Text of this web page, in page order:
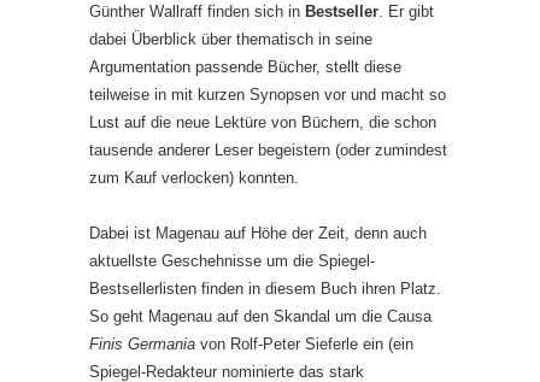
Günther Wallraff finden sich in Bestseller . Er gibt
dabei Überblick über thematisch in seine
Argumentation passende Bücher, stellt diese
teilweise in mit kurzen Synopsen vor und macht so
Lust auf die neue Lektüre von Büchern, die schon
tausende anderer Leser begeistern (oder zumindest
zum Kauf verlocken) konnten.
Dabei ist Magenau auf Höhe der Zeit, denn auch
aktuellste Geschehnisse um die Spiegel-
Bestsellerlisten finden in diesem Buch ihren Platz.
So geht Magenau auf den Skandal um die Causa
Finis Germania von Rolf-Peter Sieferle ein (ein
Spiegel-Redakteur nominierte das stark